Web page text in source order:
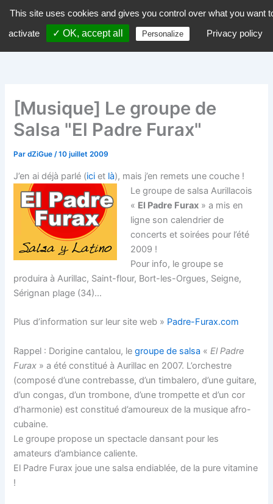
contenu
dZiGue
[Musique] Le groupe de
Salsa "El Padre Furax"
PardZiGue/10 juillet 2009
J’en ai déjà parlé (ici et là), mais j’en remets une couche !
Le groupe de salsa Aurillacois
« El Padre Furax » a mis en
ligne son calendrier de
concerts et soirées pour l’été
2009 !
Pour info, le groupe se
produira à Aurillac, Saint-flour, Bort-les-Orgues, Seigne,
Sérignan plage (34)…
Plus d’information sur leur site web » Padre-Furax.com
Rappel : Dorigine cantalou, legroupe de salsa « El Padre
Furax » a été constitué à Aurillac en 2007. L’orchestre
(composé d’une contrebasse, d’un timbalero, d’une guitare,
d’un congas, d’un trombone, d’une trompette et d’un cor
d’harmonie) est constitué d’amoureux de la musique afro-
cubaine.
Le groupe propose un spectacle dansant pour les
amateurs d’ambiance caliente.
El Padre Furax joue une salsa endiablée, de la pure vitamine
!
This site uses cookies and gives you control over what you want
activate
✓ OK, accept all Personalize Privacy policy